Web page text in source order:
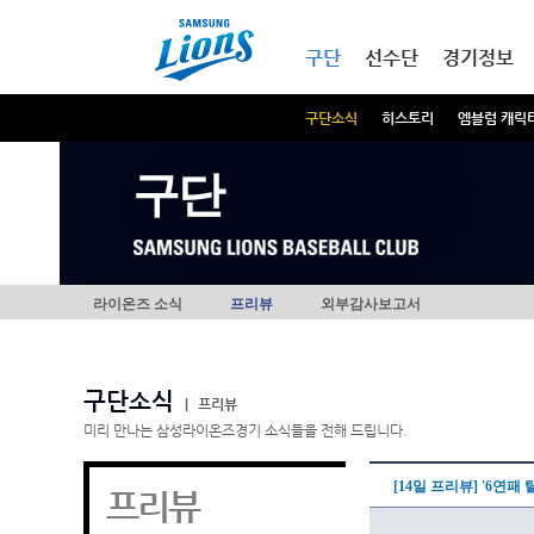
구단
구단소식 히스토리 엠블럼 캐릭
선수단 경기정보
구단
라이온즈 소식 프리뷰 외부감사보고서
구단소식
프리뷰
미리 만나는 삼성라이온즈경기 소식들을 전해 드립니다.
프리뷰 [14일 프리뷰] '6연패